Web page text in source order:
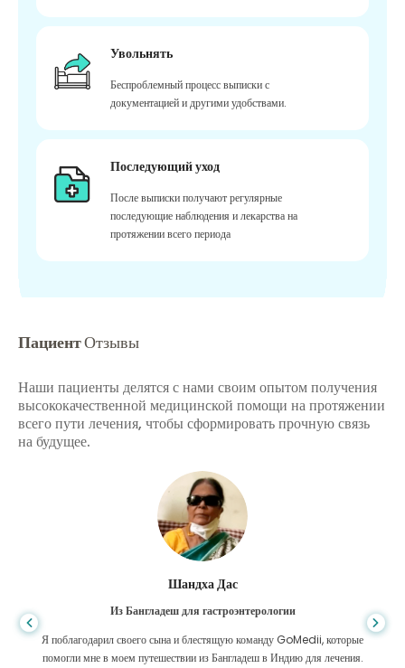
Увольнять
Беспроблемный процесс выписки с
документацией и другими удобствами.
Последующий уход
После выписки получают регулярные
последующие наблюдения и лекарства на
протяжении всего периода
ПациентОтзывы
Наши пациенты делятся с нами своим опытом получения
высококачественной медицинской помощи на протяжении
всего пути лечения, чтобы сформировать прочную связь
на будущее.
Шандха Дас
Из Бангладеш для гастроэнтерологии
Я поблагодарил своего сына и блестящую команду GoMedii, которые
помогли мне в моем путешествии из Бангладеш в Индию для лечения.